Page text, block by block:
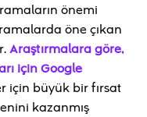
önemi
öne çıkan
Araştırmalara göre,
için Google
için büyük bir fırsat
kazanmış